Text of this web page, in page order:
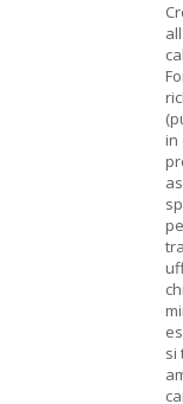
in
si